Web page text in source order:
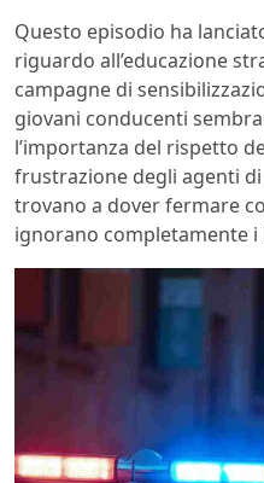
Questo episodio ha
riguardo all’educazione
campagne di
giovani conducenti
l’importanza del rispetto
frustrazione degli agenti
trovano a dover fermare
ignorano completamente